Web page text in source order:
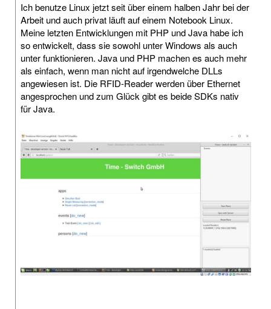
Ich benutze Linux jetzt seit über einem halben Jahr bei der
Arbeit und auch privat läuft auf einem Notebook Linux.
Meine letzten Entwicklungen mit PHP und Java habe ich
so entwickelt, dass sie sowohl unter Windows als auch
unter funktionieren. Java und PHP machen es auch mehr
als einfach, wenn man nicht auf irgendwelche DLLs
angewiesen ist. Die RFID-Reader werden über Ethernet
angesprochen und zum Glück gibt es beide SDKs nativ
für Java.